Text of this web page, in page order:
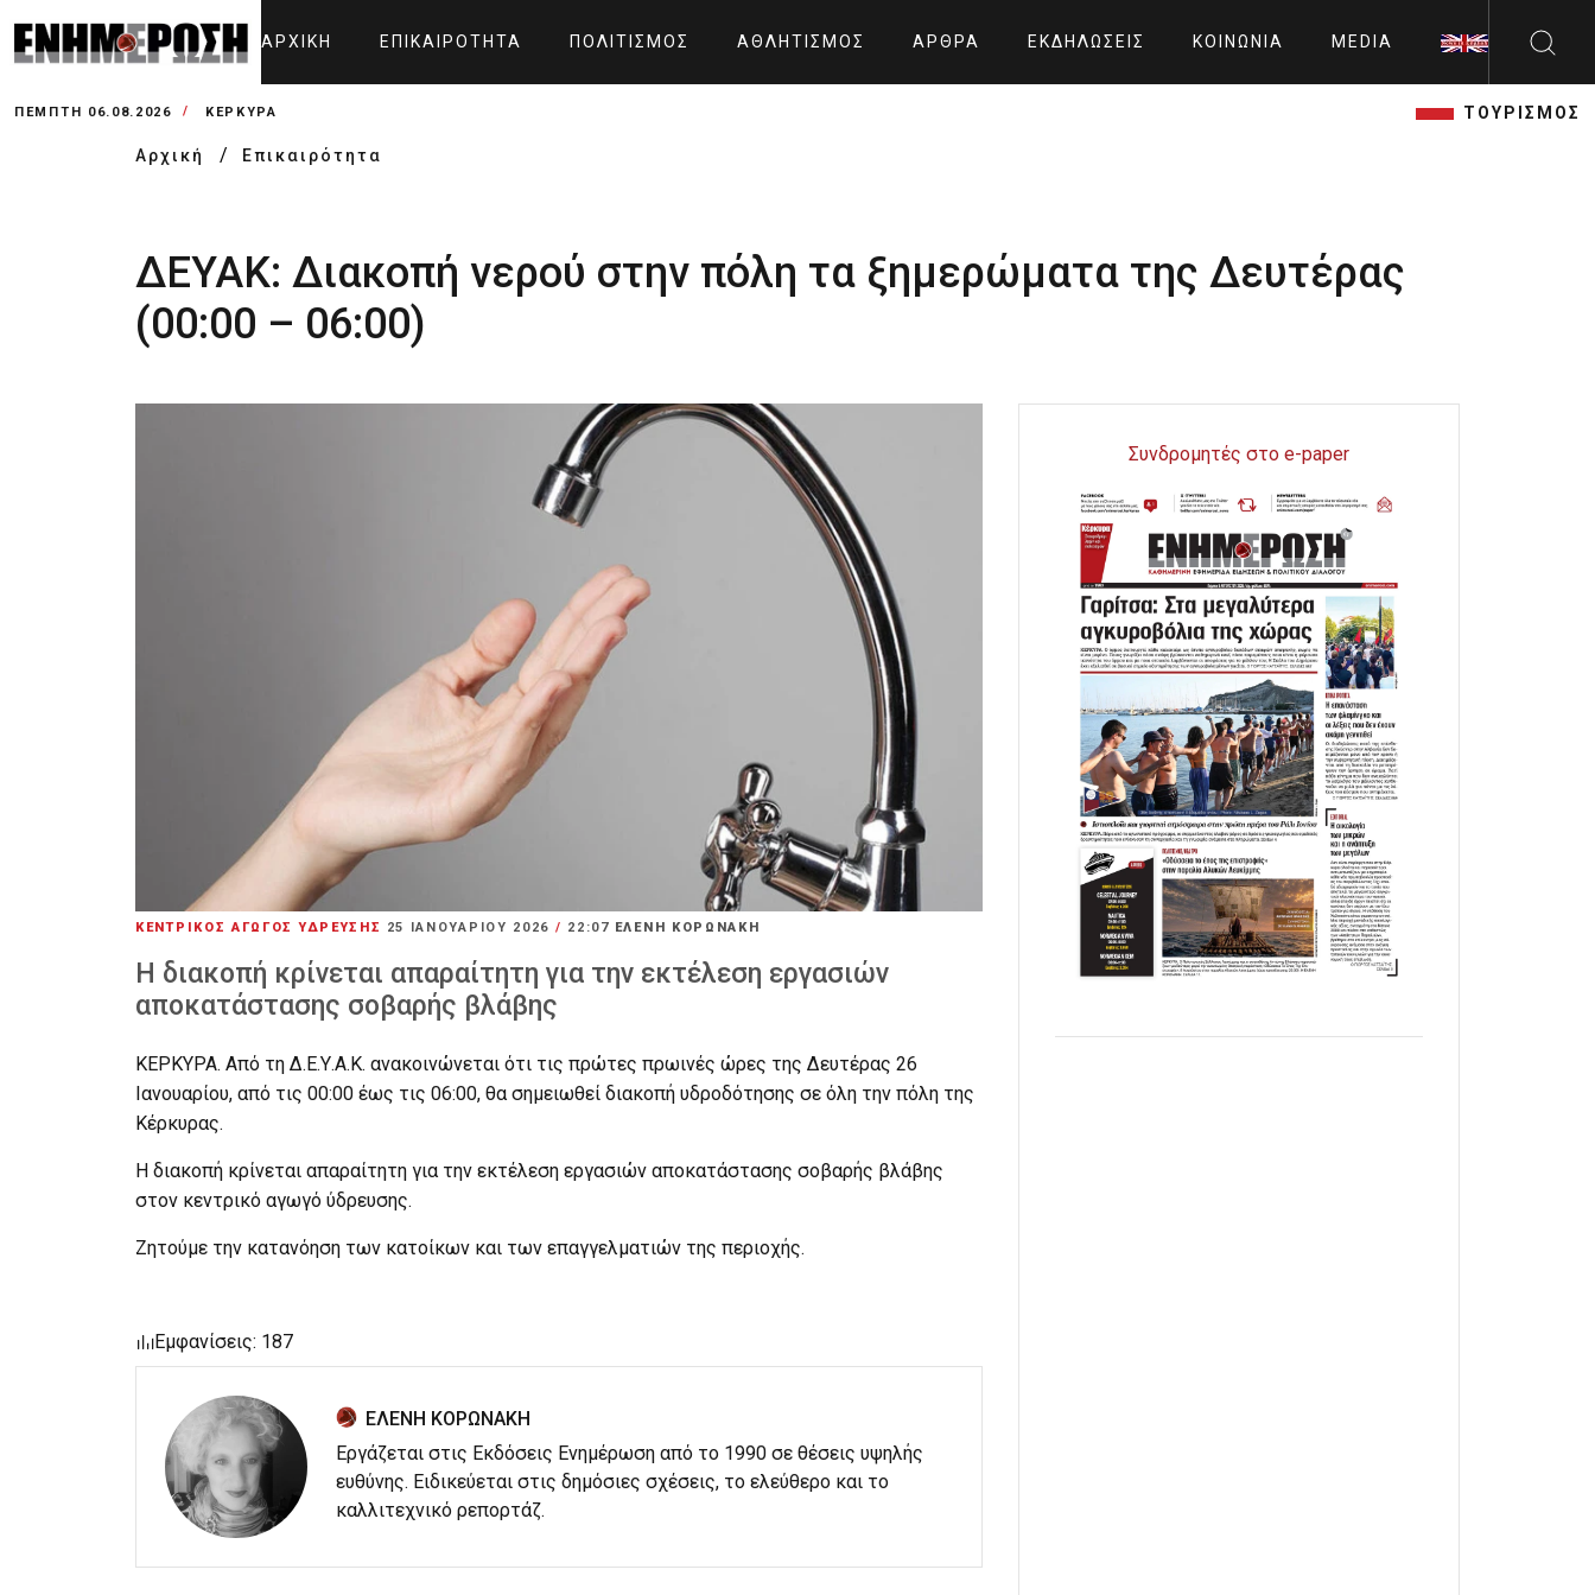
ΑΡΧΙΚΉ ΕΠΙΚΑΙΡΌΤΗΤΑ ΠΟΛΙΤΙΣΜΌΣ ΑΘΛΗΤΙΣΜΌΣ ΆΡΘΡΑ ΕΚΔΗΛΏΣΕΙΣ ΚΟΙΝΩΝΊΑ MEDIA
ΠΈΜΠΤΗ 06.08.2026 ΚΕΡΚΥΡΑ ΤΟΥΡΙΣΜΟΣ
Αρχική Επικαιρότητα
ΔΕΥΑΚ: Διακοπή νερού στην πόλη τα ξημερώματα της Δευτέρας
(00:00 – 06:00)
ΚΕΝΤΡΙΚΟΣ ΑΓΩΓΟΣ ΥΔΡΕΥΣΗΣ 25 ΙΑΝΟΥΑΡΊΟΥ 2026 / 22:07 ΕΛΕΝΗ ΚΟΡΩΝΑΚΗ
Η διακοπή κρίνεται απαραίτητη για την εκτέλεση εργασιών
αποκατάστασης σοβαρής βλάβης
ΚΕΡΚΥΡΑ. Από τη Δ.Ε.Υ.Α.Κ. ανακοινώνεται ότι τις πρώτες πρωινές ώρες της Δευτέρας 26
Ιανουαρίου, από τις 00:00 έως τις 06:00, θα σημειωθεί διακοπή υδροδότησης σε όλη την πόλη της
Κέρκυρας.
Η διακοπή κρίνεται απαραίτητη για την εκτέλεση εργασιών αποκατάστασης σοβαρής βλάβης
στον κεντρικό αγωγό ύδρευσης.
Ζητούμε την κατανόηση των κατοίκων και των επαγγελματιών της περιοχής.
Εμφανίσεις: 187
ΕΛΕΝΗ ΚΟΡΩΝΑΚΗ
Εργάζεται στις Εκδόσεις Ενημέρωση από το 1990 σε θέσεις υψηλής
ευθύνης. Ειδικεύεται στις δημόσιες σχέσεις, το ελεύθερο και το
καλλιτεχνικό ρεπορτάζ.
Συνδρομητές στο e-paper